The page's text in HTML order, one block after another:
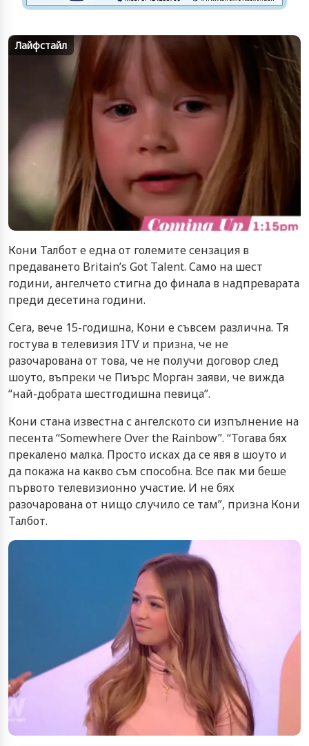
Лайфстайл
Кони Талбот е една от големите сензация в
предаването Britain’s Got Talent. Само на шест
години, ангелчето стигна до финала в надпреварата
преди десетина години.
Сега, вече 15-годишна, Кони е съвсем различна. Тя
гостува в телевизия ITV и призна, че не
разочарована от това, че не получи договор след
шоуто, въпреки че Пиърс Морган заяви, че вижда
“най-добрата шестгодишна певица”.
Кони стана известна с ангелското си изпълнение на
песента “Somewhere Over the Rainbow”. “Тогава бях
прекалено малка. Просто исках да се явя в шоуто и
да покажа на какво съм способна. Все пак ми беше
първото телевизионно участие. И не бях
разочарована от нищо случило се там”, призна Кони
Талбот.